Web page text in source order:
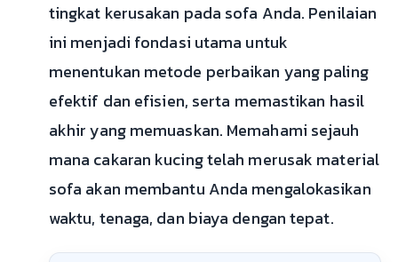
tingkat kerusakan pada sofa Anda. Penilaian
ini menjadi fondasi utama untuk
menentukan metode perbaikan yang paling
efektif dan efisien, serta memastikan hasil
akhir yang memuaskan. Memahami sejauh
mana cakaran kucing telah merusak material
sofa akan membantu Anda mengalokasikan
waktu, tenaga, dan biaya dengan tepat.